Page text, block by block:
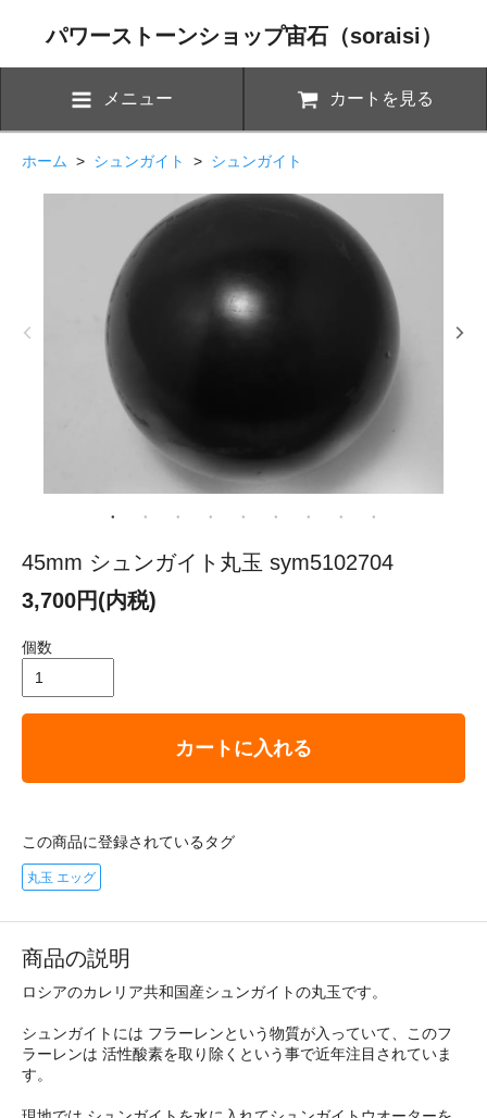
パワーストーンショップ宙石（soraisi）
メニュー カートを見る
ホーム > シュンガイト > シュンガイト
45mm シュンガイト丸玉 sym5102704
3,700円(内税)
個数
カートに入れる
この商品に登録されているタグ
丸玉 エッグ
商品の説明
ロシアのカレリア共和国産シュンガイトの丸玉です。
シュンガイトには フラーレンという物質が入っていて、このフ
ラーレンは 活性酸素を取り除くという事で近年注目されていま
す。